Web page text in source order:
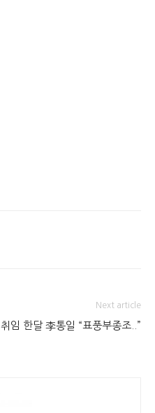
Next article
취임 한달 李통일 “표풍부종조..”